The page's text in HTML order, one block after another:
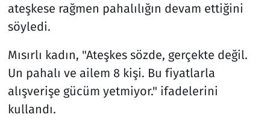
ateşkese rağmen pahalılığın devam ettiğini
söyledi.
Mısırlı kadın, "Ateşkes sözde, gerçekte değil.
Un pahalı ve ailem 8 kişi. Bu fiyatlarla
alışverişe gücüm yetmiyor." ifadelerini
kullandı.